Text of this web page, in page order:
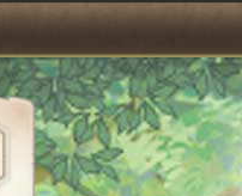
闘技場